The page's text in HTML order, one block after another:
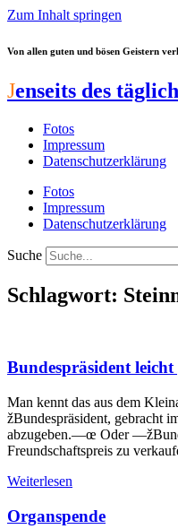
Zum Inhalt springen
Von allen guten und bösen Geistern
Jenseits des
Fotos
Impressum
Datenschutzerklärung
Fotos
Impressum
Datenschutzerklärung
Suche
Schlagwort:
Bundespräsident
Man kennt das aus dem
žBundespräsident, gebracht
abzugeben.—œ Oder
Freundschaftspreis zu
Weiterlesen
Organspende